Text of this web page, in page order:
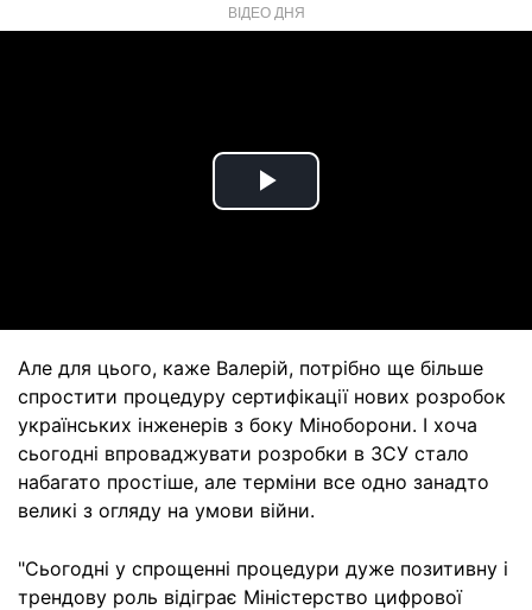
ВІДЕО ДНЯ
Play
Але для цього, каже Валерій, потрібно ще більше
спростити процедуру сертифікації нових розробок
українських інженерів з боку Міноборони. І хоча
сьогодні впроваджувати розробки в ЗСУ стало
набагато простіше, але терміни все одно занадто
великі з огляду на умови війни.
"Сьогодні у спрощенні процедури дуже позитивну і
трендову роль відіграє Міністерство цифрової